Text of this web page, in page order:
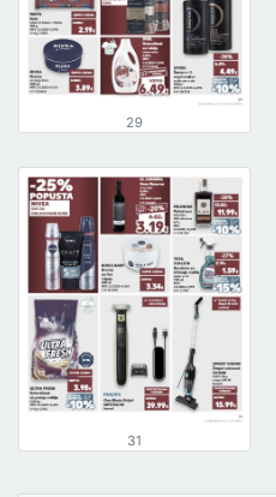
29
31